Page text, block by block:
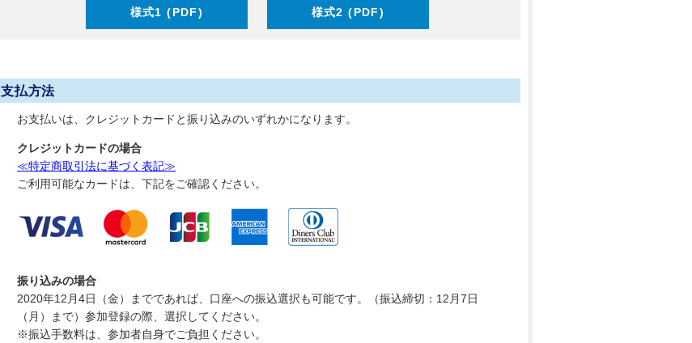
様式1 (PDF) 様式2 (PDF)
支払方法
お支払いは、クレジットカードと振り込みのいずれかになります。
クレジットカードの場合
≪特定商取引法に基づく表記≫
ご利用可能なカードは、下記をご確認ください。
振り込みの場合
2020年12月4日（金）までであれば、口座への振込選択も可能です。（振込締切：12月7日
（月）まで）参加登録の際、選択してください。
※振込手数料は、参加者自身でご負担ください。